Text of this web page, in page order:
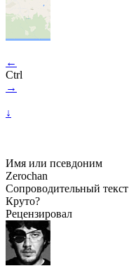
←
Ctrl
→
↓
Имя или псевдоним
Zerochan
Сопроводительный текст
Круто?
Рецензировал